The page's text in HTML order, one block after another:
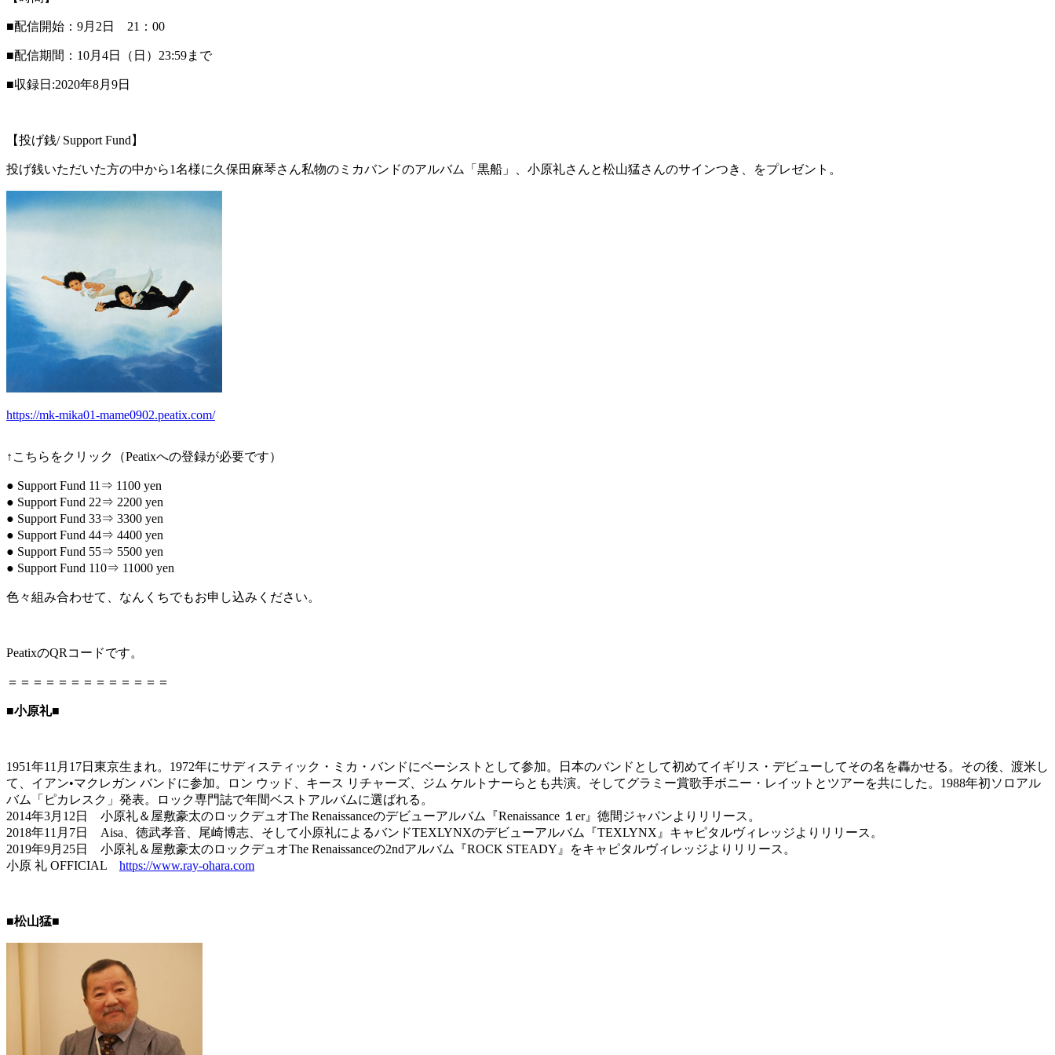
■配信開始：9月2日 21：00
■配信期間：10月4日（日）23:59まで
■収録日:2020年8月9日
【投げ銭/ Support Fund】
投げ銭いただいた方の中から1名様に久保田麻琴さん私物のミカバンドのアルバム「黒船」、小原礼さんと松山猛さんのサインつき、をプレゼント。
https://mk-mika01-mame0902.peatix.com/
↑こちらをクリック（Peatixへの登録が必要です）
● Support Fund 11⇒ 1100 yen
● Support Fund 22⇒ 2200 yen
● Support Fund 33⇒ 3300 yen
● Support Fund 44⇒ 4400 yen
● Support Fund 55⇒ 5500 yen
● Support Fund 110⇒ 11000 yen
色々組み合わせて、なんくちでもお申し込みください。
PeatixのQRコードです。
＝＝＝＝＝＝＝＝＝＝＝＝＝
■小原礼■
1951年11月17日東京生まれ。1972年にサディスティック・ミカ・バンドにベーシストとして参加。日本のバンドとして初めてイギリス・デビューしてその名を轟かせる。その後、渡米し
て、イアン•マクレガン バンドに参加。ロン ウッド、キース リチャーズ、ジム ケルトナーらとも共演。そしてグラミー賞歌手ボニー・レイットとツアーを共にした。1988年初ソロアル
バム「ピカレスク」発表。ロック専門誌で年間ベストアルバムに選ばれる。
2014年3月12日 小原礼＆屋敷豪太のロックデュオThe Renaissanceのデビューアルバム『Renaissance １er』徳間ジャパンよりリリース。
2018年11月7日 Aisa、徳武孝音、尾崎博志、そして小原礼によるバンドTEXLYNXのデビューアルバム『TEXLYNX』キャピタルヴィレッジよりリリース。
2019年9月25日 小原礼＆屋敷豪太のロックデュオThe Renaissanceの2ndアルバム『ROCK STEADY』をキャピタルヴィレッジよりリリース。
小原 礼 OFFICIAL https://www.ray-ohara.com
■松山猛■